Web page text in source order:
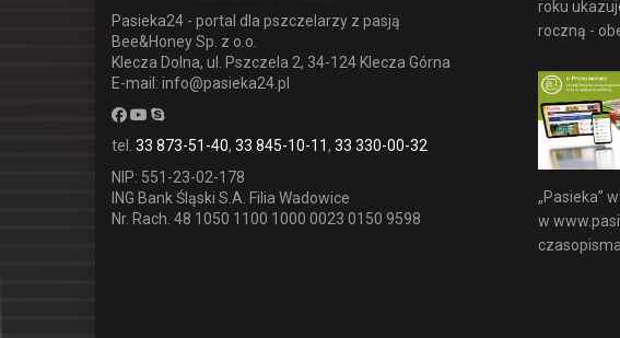
Pasieka24 - portal dla pszczelarzy z pasją
Bee&Honey Sp. z o.o.
Klecza Dolna, ul. Pszczela 2, 34-124 Klecza Górna
E-mail: info@pasieka24.pl
tel. 33 873-51-40, 33 845-10-11, 33 330-00-32
NIP: 551-23-02-178
ING Bank Śląski S.A. Filia Wadowice
Nr. Rach. 48 1050 1100 1000 0023 0150 9598
roku
roczną -
„Pasieka”
w